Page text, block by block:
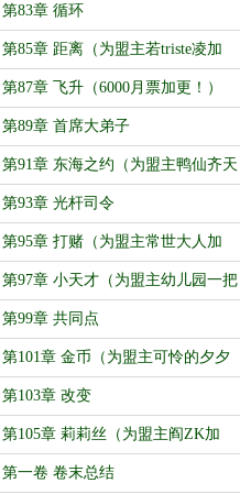
呆加更！）
第83章 循环
第85章 距离（为盟主若triste凌加
更！）
第87章 飞升（6000月票加更！）
第89章 首席大弟子
第91章 东海之约（为盟主鸭仙齐天
加更！）
第93章 光杆司令
第95章 打赌（为盟主常世大人加
更！）
第97章 小天才（为盟主幼儿园一把
手加更！）
第99章 共同点
第101章 金币（为盟主可怜的夕夕
加更！）
第103章 改变
第105章 莉莉丝（为盟主阎ZK加
更！）
第一卷 卷末总结